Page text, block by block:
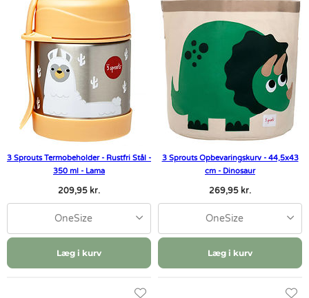
3 Sprouts Termobeholder - Rustfri Stål -
350 ml - Lama
209,95 kr.
OneSize
Læg i kurv
3 Sprouts Opbevaringskurv - 44,5x43
cm - Dinosaur
269,95 kr.
OneSize
Læg i kurv